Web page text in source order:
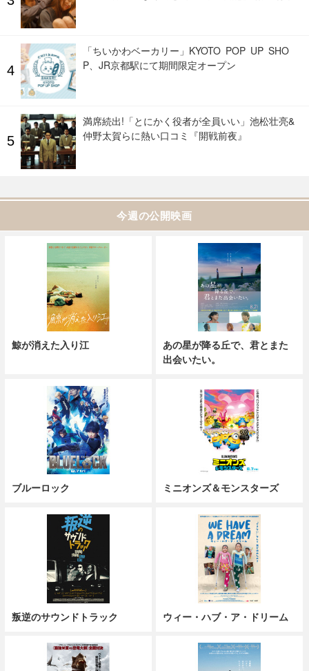
「ちいかわベーカリー」KYOTO POP UP SHO
P、JR京都駅にて期間限定オープン
満席続出!「とにかく役者が全員いい」池松壮亮&
仲野太賀らに熱い口コミ『開戦前夜』
今週の公開映画
鯨が消えた入り江
あの星が降る丘で、君とまた
出会いたい。
ブルーロック ミニオンズ＆モンスターズ
叛逆のサウンドトラック ウィー・ハブ・ア・ドリーム